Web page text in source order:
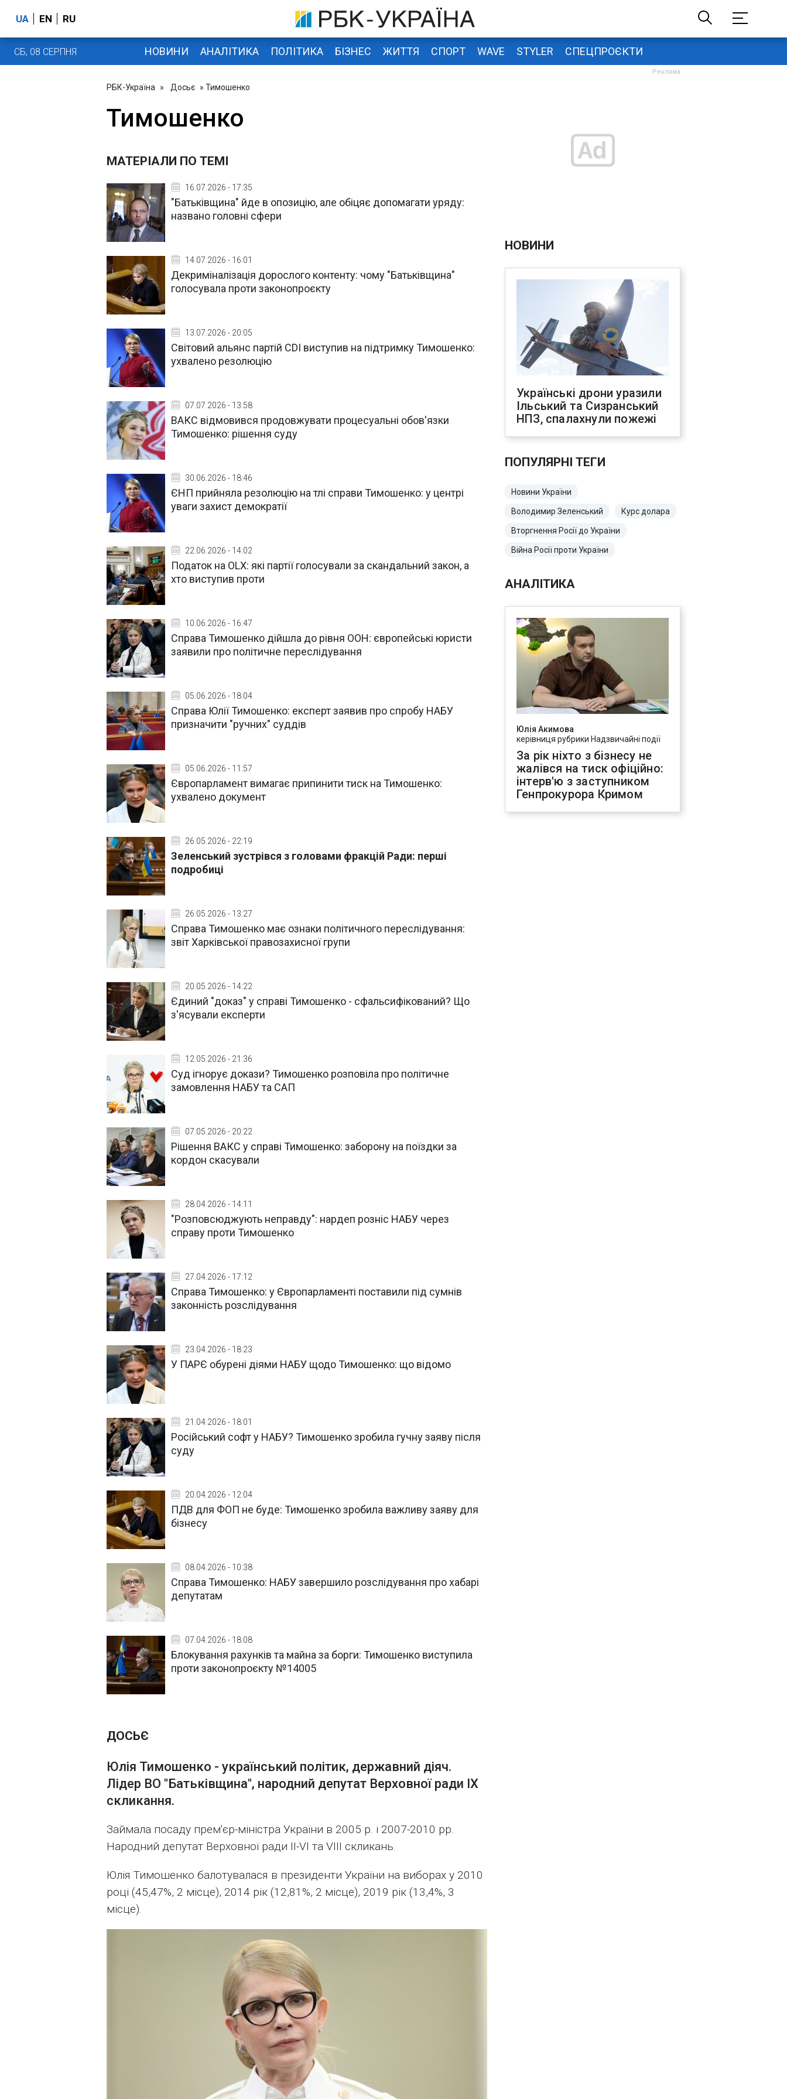
UA EN RU
СБ, 08 СЕРПНЯ НОВИНИ АНАЛІТИКА ПОЛІТИКА БІЗНЕС ЖИТТЯ СПОРТ WAVE STYLER СПЕЦПРОЄКТИ
РБК-Україна » Досьє » Тимошенко
Тимошенко
МАТЕРІАЛИ ПО ТЕМІ
16.07.2026 - 17:35
"Батьківщина" йде в опозицію, але обіцяє допомагати уряду:
названо головні сфери
14.07.2026 - 16:01
Декриміналізація дорослого контенту: чому "Батьківщина"
голосувала проти законопроєкту
13.07.2026 - 20:05
Світовий альянс партій CDI виступив на підтримку Тимошенко:
ухвалено резолюцію
07.07.2026 - 13:58
ВАКС відмовився продовжувати процесуальні обов'язки
Тимошенко: рішення суду
30.06.2026 - 18:46
ЄНП прийняла резолюцію на тлі справи Тимошенко: у центрі
уваги захист демократії
22.06.2026 - 14:02
Податок на OLX: які партії голосували за скандальний закон, а
хто виступив проти
10.06.2026 - 16:47
Справа Тимошенко дійшла до рівня ООН: європейські юристи
заявили про політичне переслідування
05.06.2026 - 18:04
Справа Юлії Тимошенко: експерт заявив про спробу НАБУ
призначити "ручних" суддів
05.06.2026 - 11:57
Європарламент вимагає припинити тиск на Тимошенко:
ухвалено документ
26.05.2026 - 22:19
Зеленський зустрівся з головами фракцій Ради: перші
подробиці
26.05.2026 - 13:27
Справа Тимошенко має ознаки політичного переслідування:
звіт Харківської правозахисної групи
20.05.2026 - 14:22
Єдиний "доказ" у справі Тимошенко - сфальсифікований? Що
з'ясували експерти
12.05.2026 - 21:36
Суд ігнорує докази? Тимошенко розповіла про політичне
замовлення НАБУ та САП
07.05.2026 - 20:22
Рішення ВАКС у справі Тимошенко: заборону на поїздки за
кордон скасували
28.04.2026 - 14:11
"Розповсюджують неправду": нардеп розніс НАБУ через
справу проти Тимошенко
27.04.2026 - 17:12
Справа Тимошенко: у Європарламенті поставили під сумнів
законність розслідування
23.04.2026 - 18:23
У ПАРЄ обурені діями НАБУ щодо Тимошенко: що відомо
21.04.2026 - 18:01
Російський софт у НАБУ? Тимошенко зробила гучну заяву після
суду
20.04.2026 - 12:04
ПДВ для ФОП не буде: Тимошенко зробила важливу заяву для
бізнесу
08.04.2026 - 10:38
Справа Тимошенко: НАБУ завершило розслідування про хабарі
депутатам
07.04.2026 - 18:08
Блокування рахунків та майна за борги: Тимошенко виступила
проти законопроєкту №14005
ДОСЬЄ
Юлія Тимошенко - український політик, державний діяч.
Лідер ВО "Батьківщина", народний депутат Верховної ради IX
скликання.
Займала посаду прем'єр-міністра України в 2005 р. і 2007-2010 рр.
Народний депутат Верховної ради II-VI та VIII скликань.
Юлія Тимошенко балотувалася в президенти України на виборах у 2010
році (45,47%, 2 місце), 2014 рік (12,81%, 2 місце), 2019 рік (13,4%, 3
місце).
НОВИНИ
Українські дрони уразили
Ільський та Сизранський
НПЗ, спалахнули пожежі
ПОПУЛЯРНІ ТЕГИ
Новини України
Володимир Зеленський Курс долара
Вторгнення Росії до України
Війна Росії проти України
АНАЛІТИКА
Юлія Акимова
керівниця рубрики Надзвичайні події
За рік ніхто з бізнесу не
жалівся на тиск офіційно:
інтерв'ю з заступником
Генпрокурора Кримом